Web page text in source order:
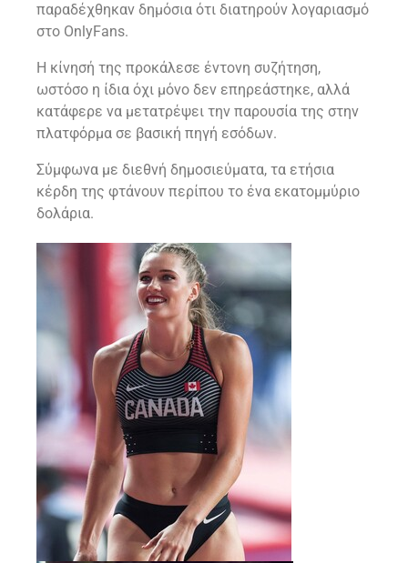
παραδέχθηκαν δημόσια ότι διατηρούν λογαριασμό
στο OnlyFans.
Η κίνησή της προκάλεσε έντονη συζήτηση,
ωστόσο η ίδια όχι μόνο δεν επηρεάστηκε, αλλά
κατάφερε να μετατρέψει την παρουσία της στην
πλατφόρμα σε βασική πηγή εσόδων.
Σύμφωνα με διεθνή δημοσιεύματα, τα ετήσια
κέρδη της φτάνουν περίπου το ένα εκατομμύριο
δολάρια.